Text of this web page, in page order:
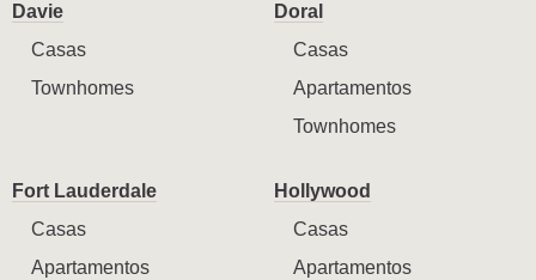
Davie
Casas
Townhomes
Doral
Casas
Apartamentos
Townhomes
Fort Lauderdale
Casas
Apartamentos
Hollywood
Casas
Apartamentos